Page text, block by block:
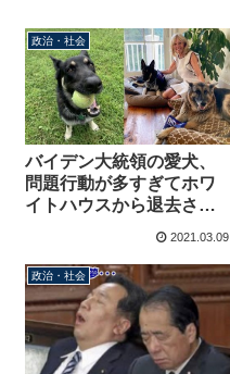
政治・社会
バイデン大統領の愛犬、
問題行動が多すぎてホワ
イトハウスから退去させ
2021.03.09
政治・社会